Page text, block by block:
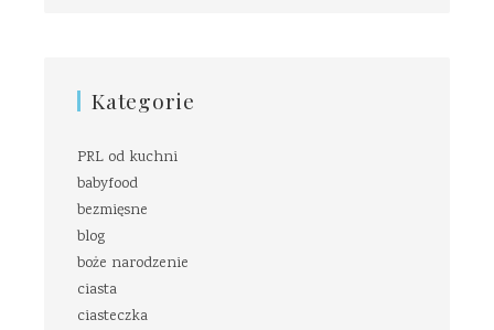
Kategorie
PRL od kuchni
babyfood
bezmięsne
blog
boże narodzenie
ciasta
ciasteczka